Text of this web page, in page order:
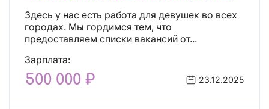
Здесь у нас есть работа для девушек во всех
городах. Мы гордимся тем, что
предоставляем списки вакансий от...
Зарплата:
500 000 ₽ 23.12.2025